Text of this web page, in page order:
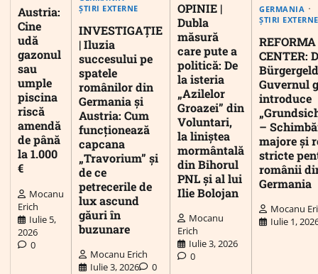
Austria:
Cine
udă
gazonul
sau
umple
piscina
riscă
amendă
de până
la 1.000
€
Mocanu
Erich
Iulie 5,
2026
0
ȘTIRI EXTERNE
INVESTIGAȚIE
| Iluzia
succesului pe
spatele
românilor din
Germania și
Austria: Cum
funcționează
capcana
„Travorium” și
de ce
petrecerile de
lux ascund
găuri în
buzunare
Mocanu Erich
Iulie 3, 2026
0
OPINIE |
Dubla
măsură
care pute a
politică: De
la isteria
„Azilelor
Groazei” din
Voluntari,
la liniștea
mormântală
din Bihorul
PNL și al lui
Ilie Bolojan
Mocanu
Erich
Iulie 3, 2026
0
GERMANIA
ȘTIRI EXTERNE
CENTER:
Guvernul
introduce
–
majore și
stricte
românii
Germania
Mocanu
Iulie 1,